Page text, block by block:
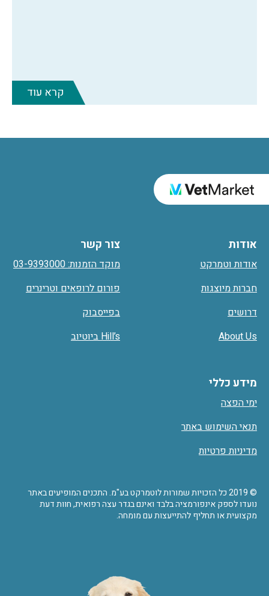
קרא עוד
אודות
אודות וטמרקט
חברות מיוצגות
דרושים
About Us
מידע כללי
ימי הפצה
תנאי השימוש באתר
מדיניות פרטיות
צור קשר
מוקד הזמנות: 03-9393000
פורום לרופאים וטרינרים
בפייסבוק
Hill’s ביוטיוב
© 2019 כל הזכויות שמורות לוטמרקט בע"מ. התכנים המופיעים באתר
נועדו לספק אינפורמציה בלבד ואינם בגדר עצה רפואית, חוות דעת
מקצועית או תחליף להתייעצות עם מומחה.